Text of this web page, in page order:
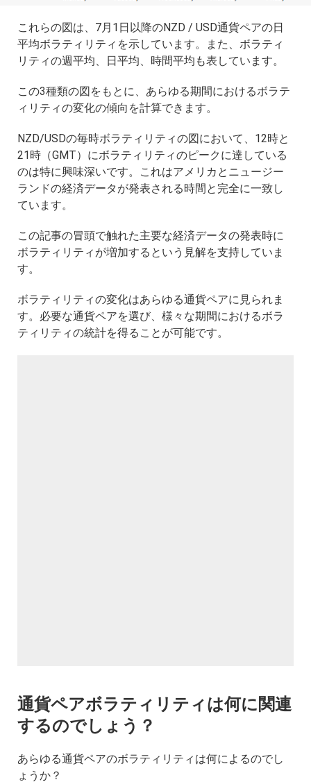
これらの図は、7月1日以降のNZD / USD通貨ペアの日
平均ボラティリティを示しています。また、ボラティ
リティの週平均、日平均、時間平均も表しています。
この3種類の図をもとに、あらゆる期間におけるボラテ
ィリティの変化の傾向を計算できます。
NZD/USDの毎時ボラティリティの図において、12時と
21時（GMT）にボラティリティのピークに達している
のは特に興味深いです。これはアメリカとニュージー
ランドの経済データが発表される時間と完全に一致し
ています。
この記事の冒頭で触れた主要な経済データの発表時に
ボラティリティが増加するという見解を支持していま
す。
ボラティリティの変化はあらゆる通貨ペアに見られま
す。必要な通貨ペアを選び、様々な期間におけるボラ
ティリティの統計を得ることが可能です。
通貨ペアボラティリティは何に関連
するのでしょう？
あらゆる通貨ペアのボラティリティは何によるのでし
ょうか？